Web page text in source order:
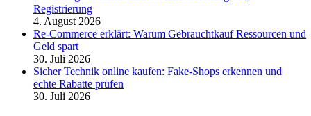
Registrierung
4. August 2026
Re-Commerce erklärt: Warum Gebrauchtkauf Ressourcen und
Geld spart
30. Juli 2026
Sicher Technik online kaufen: Fake-Shops erkennen und
echte Rabatte prüfen
30. Juli 2026